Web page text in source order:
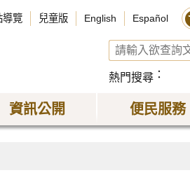
導覽 兒童版 English Español
熱門搜尋
資訊公開 便民服務